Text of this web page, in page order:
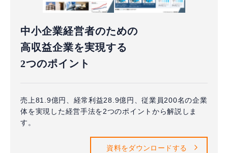
中小企業経営者のための
高収益企業を実現する
2つのポイント
売上81.9億円、経常利益28.9億円、従業員200名の企業
体を実現した経営手法を2つのポイントから解説しま
す。
資料をダウンロードする